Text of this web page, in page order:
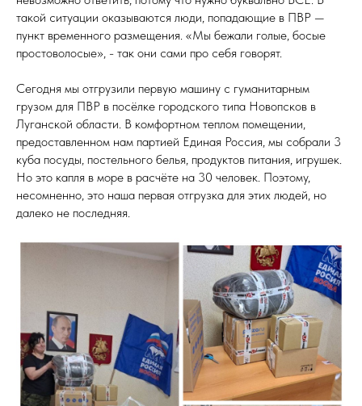
такой ситуации оказываются люди, попадающие в ПВР —
пункт временного размещения. «Мы бежали голые, босые
простоволосые», - так они сами про себя говорят.
Сегодня мы отгрузили первую машину с гуманитарным
грузом для ПВР в посёлке городского типа Новопсков в
Луганской области. В комфортном теплом помещении,
предоставленном нам партией Единая Россия, мы собрали 3
куба посуды, постельного белья, продуктов питания, игрушек.
Но это капля в море в расчёте на 30 человек. Поэтому,
несомненно, это наша первая отгрузка для этих людей, но
далеко не последняя.